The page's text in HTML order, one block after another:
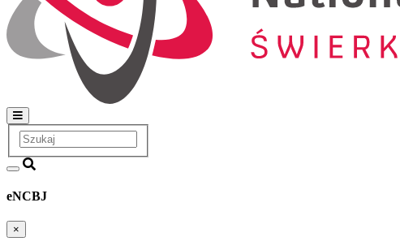
Main
navigation
Szukaj
eNCBJ
×